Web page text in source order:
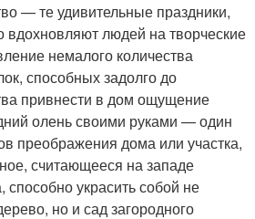
— те удивительные праздники,
вдохновляют людей на творческие
немалого количества
способных задолго до
привнести в дом ощущение
олень своими руками — один
преображения дома или участка,
считающееся на западе
украсить собой не
но и сад загородного